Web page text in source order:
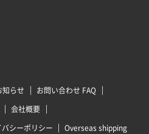
知らせ
お問い合わせ FAQ
会社概要
シーポリシー Overseas shipping